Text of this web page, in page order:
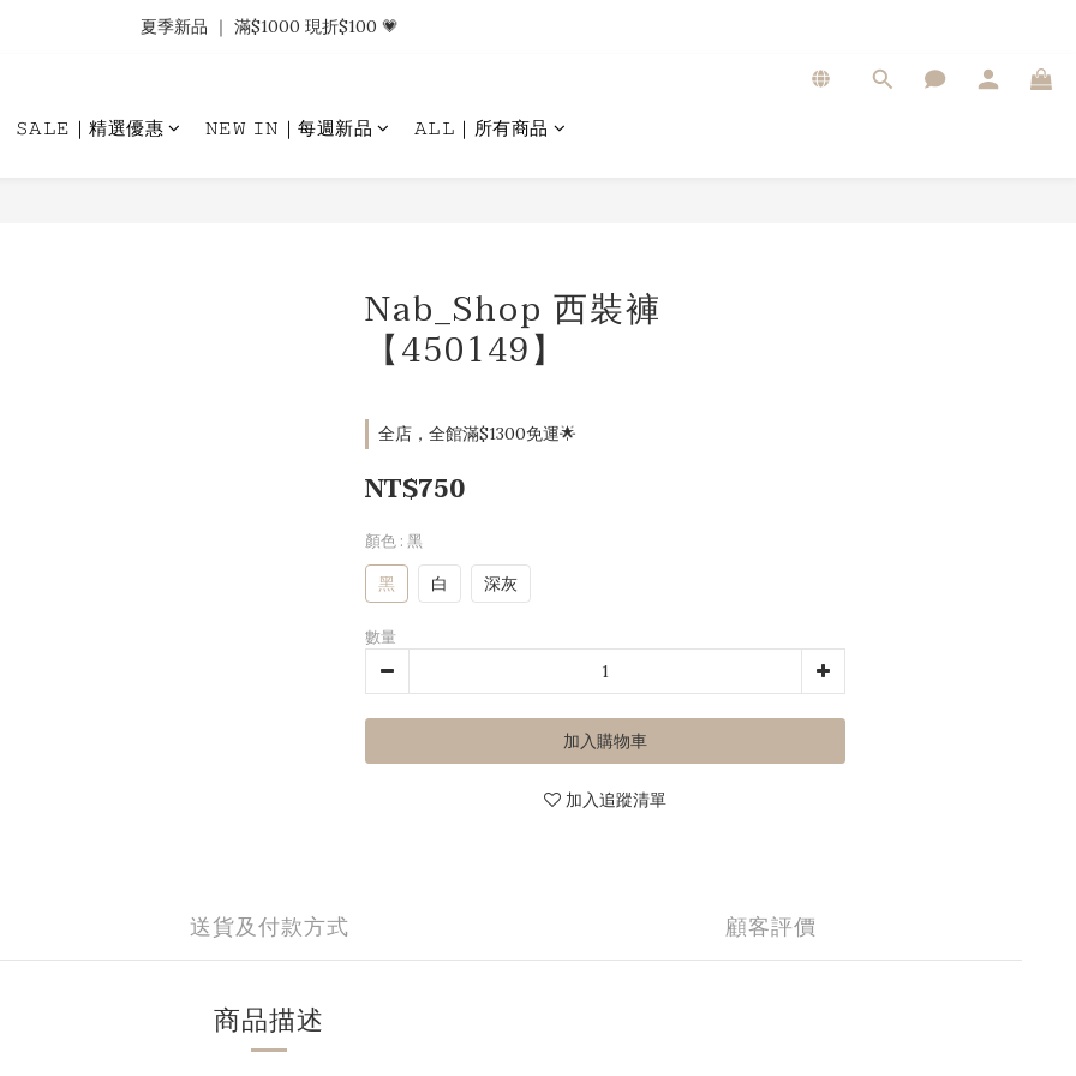
𝗡𝗮𝗯_𝗚𝗶𝗿𝗹𝘀大量募集中｜於社群分享標記回傳 找小編領取購物金.ᐟ.ᐟ
夏季新品 ｜ 滿$1000 現折$100 💗
𝚂𝙰𝙻𝙴｜精選優惠 𝙽𝙴𝚆 𝙸𝙽｜每週新品 𝙰𝙻𝙻｜所有商品
Nab_Shop 西裝褲
【450149】
全店，全館滿$1300免運🌟
NT$750
顏色 : 黑
黑 白 深灰
數量
加入購物車
加入追蹤清單
送貨及付款方式 顧客評價
商品描述